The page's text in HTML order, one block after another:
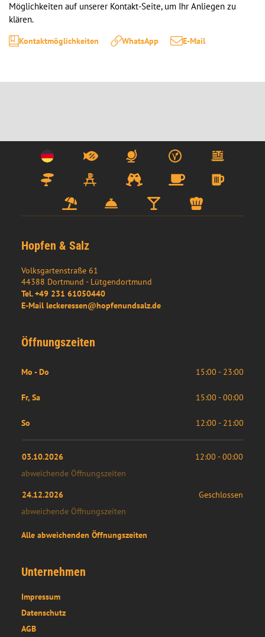
Möglichkeiten auf unserer Kontakt-Seite, um Ihr Anliegen zu
klären.
Kontaktmöglichkeiten WhatsApp E-Mail
Hopfen & Salz
Volksgartenstraße 61
44388 Dortmund - Lütgendortmund
Tel. +49 231 61050440
E-Mail leckeressen@hopfenundsalz.de
Öffnungszeiten
Mo - Do 15:00 - 23:00
Fr, Sa 15:00 - 00:00
So 12:00 - 21:00
03.10.2026 12:00 - 00:00
abweichende Öffnungszeiten
24.12.2026
Geschlossen
abweichende Öffnungszeiten
Alle abweichenden Öffnungszeiten
Unternehmen
Impressum
Datenschutz
AGB